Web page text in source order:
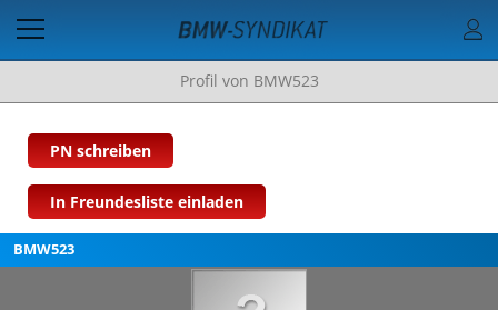
Profil von BMW523
PN schreiben
In Freundesliste einladen
BMW523